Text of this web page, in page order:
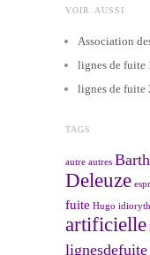
VOIR AUSSI
Association
lignes de fuite
lignes de fuite
TAGS
autre autres
Deleuze
fuite Hugo
artificielle
lignesdefuite